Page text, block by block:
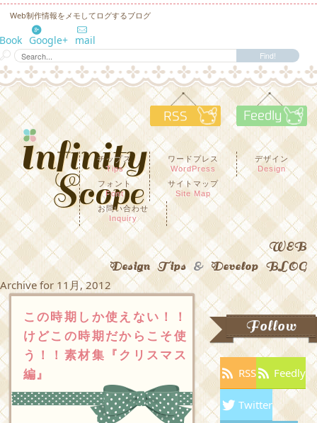
Web制作情報をメモしてログするブログ
Google+ mail
RSS
チップス
Tips
ワードプレス
WordPress
デザイン
Design
フォント
Font
サイトマップ
Site Map
お問い合わせ
Inquiry
WEB
Design Tips & Develop BLOG
Archive for 11月, 2012
この時期しか使えない！！
けどこの時期だからこそ使
う！！素材集『クリスマス
編』
Follow
RSS Feedly
Twitter